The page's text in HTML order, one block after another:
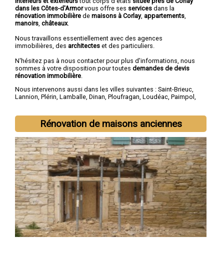
dans les Côtes-d'Armorvous offre ses services dans la
rénovation immobilière de maisons à Corlay, appartements
manoirs châteaux.
Nous travaillons essentiellement avec des agences
immobilières, des architectes et des particuliers.
N'hésitez pas à nous contacter pour plus d'informations, nous
sommes à votre disposition pour toutes demandes de devis
rénovation immobilière
Nous intervenons aussi dans les villes suivantes : Saint-Brieuc,
Lannion, Plérin, Lamballe, Dinan, Ploufragan, Loudéac, Paimpol ,
Rénovation de maisons anciennes